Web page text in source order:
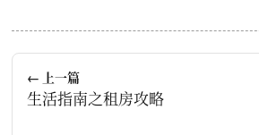
← 上一篇
生活指南之租房攻略